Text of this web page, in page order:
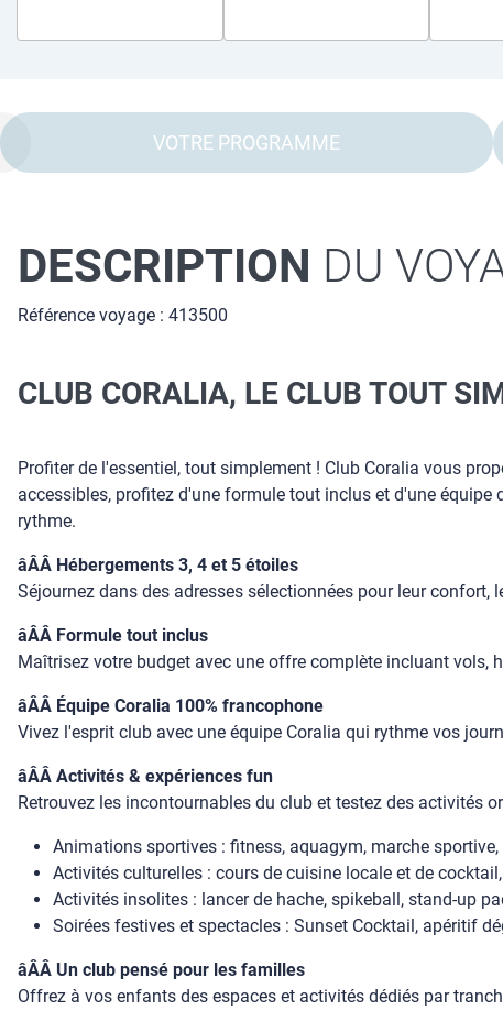
VOTRE PROGRAMME
DESCRIPTION DU
Référence voyage : 413500
CLUB CORALIA, LE CLUB TOUT
Profiter de l'essentiel, tout simplement ! Club Coralia vous
accessibles, profitez d'une formule tout inclus et d'une
rythme.
âÂÂ Hébergements 3, 4 et 5 étoiles
Séjournez dans des adresses sélectionnées pour leur
âÂÂ Formule tout inclus
Maîtrisez votre budget avec une offre complète incluant vols,
âÂÂ Équipe Coralia 100% francophone
Vivez l'esprit club avec une équipe Coralia qui rythme vos
âÂÂ Activités & expériences fun
Retrouvez les incontournables du club et testez des activités
Animations sportives : fitness, aquagym, marche sportive,
Activités culturelles : cours de cuisine locale et de
Activités insolites : lancer de hache, spikeball, stand-up
Soirées festives et spectacles : Sunset Cocktail, apéritif
âÂÂ Un club pensé pour les familles
Offrez à vos enfants des espaces et activités dédiés par